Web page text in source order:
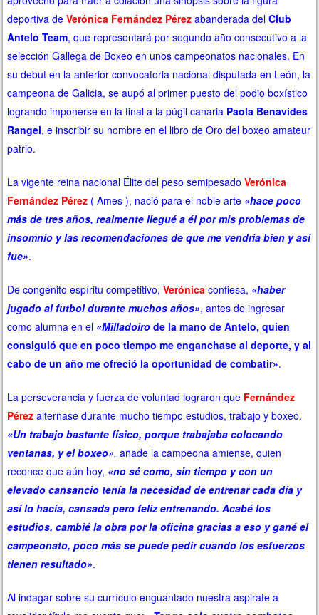
deportiva deVerónica Fernández Pérez abanderada delClub
Antelo Team, que representará por segundo año consecutivo a la
selección Gallega de Boxeo en unos campeonatos nacionales. En
su debut en la anterior convocatoria nacional disputada en León, la
campeona de Galicia, se aupó al primer puesto del podio boxístico
logrando imponerse en la final a la púgil canaria Paola Benavides
Rangel, e inscribir su nombre en el libro de Oro del boxeo amateur
patrio.
La vigente reina nacional Élite del peso semipesadoVerónica
Fernández Pérez ( Ames ), nació para el noble arte «hace poco
más de tres años, realmente llegué a él por mis problemas de
insomnio y las recomendaciones de que me vendría bien y así
fue».
De congénito espíritu competitivo,Verónica confiesa, «haber
jugado al futbol durante muchos años», antes de ingresar
como alumna en el «Milladoiro de la mano de Antelo, quien
consiguió que en poco tiempo me enganchase al deporte, y al
cabo de un año me ofreció la oportunidad de combatir».
La perseverancia y fuerza de voluntad lograron que Fernández
Pérez alternase durante mucho tiempo estudios, trabajo y boxeo.
«Un trabajo bastante físico, porque trabajaba colocando
ventanas, y elboxeo»,añade la campeona amiense, quien
reconce que aún hoy, «no sé como, sin tiempo y con un
elevado cansancio tenía la necesidad de entrenar cada día y
así lo hacía, cansada pero feliz entrenando. Acabé los
estudios, cambié la obra por la oficina gracias a eso y gané el
campeonato, poco más se puede pedir cuando los esfuerzos
tienen resultado».
Al indagar sobre su currículo enguantado nuestra aspirate a